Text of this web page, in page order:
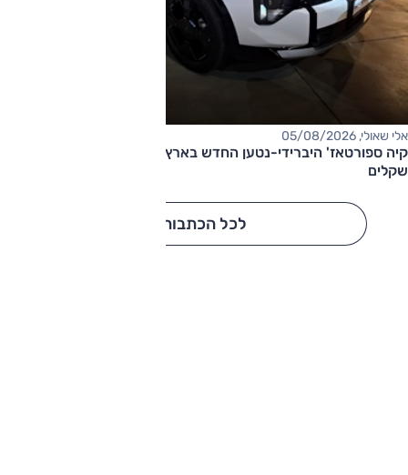
אלי שאולי, 05/08/2026
שקלים
לכל הכתבות